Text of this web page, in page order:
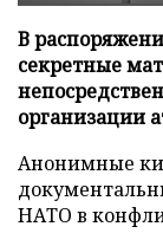
В
секретные
организации
Анонимные
НАТО в